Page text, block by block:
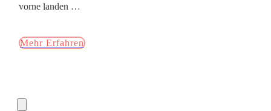
vorne landen …
Mehr Erfahren